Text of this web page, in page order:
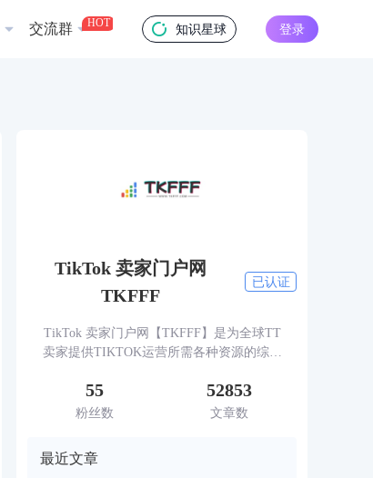
交流群 HOT 知识星球 登录
TikTok 卖家门户网
TKFFF
已认证
TikTok 卖家门户网【TKFFF】是为全球TT
卖家提供TIKTOK运营所需各种资源的综合
坛、社群、活动、人脉、货盘、教学等必备
55
粉丝数
52853
文章数
最近文章